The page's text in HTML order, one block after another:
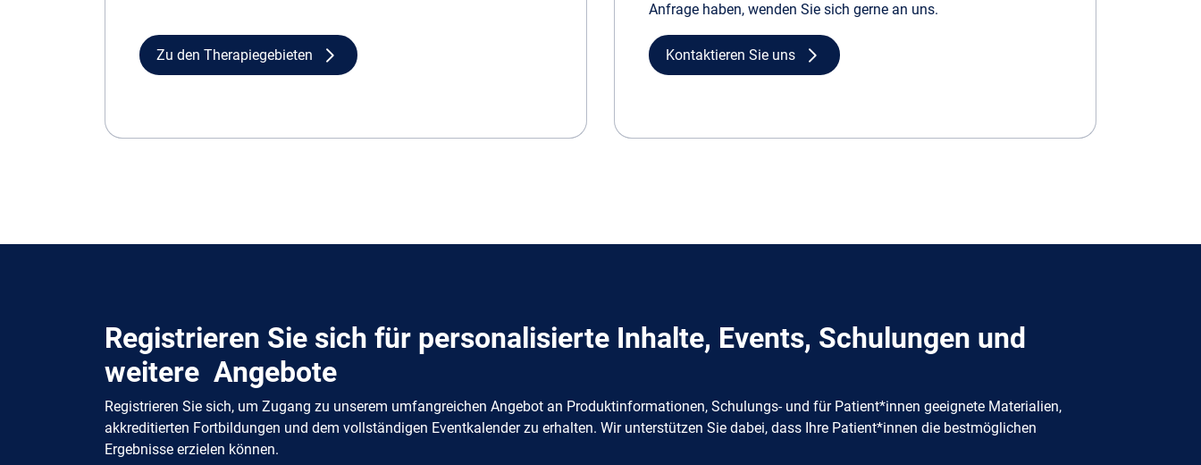
Zu den Therapiegebieten
Anfrage haben, wenden Sie sich gerne an uns.
Kontaktieren Sie uns
Registrieren Sie sich für personalisierte Inhalte, Events, Schulungen und
weitere Angebote
Registrieren Sie sich, um Zugang zu unserem umfangreichen Angebot an Produktinformationen, Schulungs- und für Patient*innen geeignete Materialien,
akkreditierten Fortbildungen und dem vollständigen Eventkalender zu erhalten. Wir unterstützen Sie dabei, dass Ihre Patient*innen die bestmöglichen
Ergebnisse erzielen können.